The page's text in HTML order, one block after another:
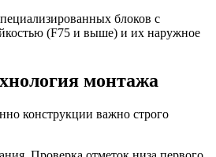
блоков с
(F75 и выше) и их наружное
монтажа
конструкции важно строго